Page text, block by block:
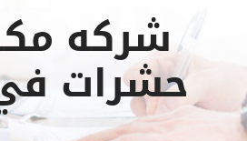
شركه
حشرات